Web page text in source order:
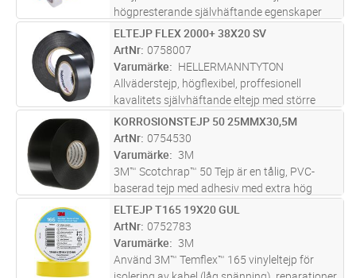
högpresterande självhäftande egenskaper
och flamskydd, vilket gör den säker och
pålitlig för elektriska installationer.
ST Lägg i kundvagn
ELTEJP FLEX 2000+ 38X20 SV
ArtNr 0758007
Varumärke
HELLERMANNTYTON
Allväderstejp, högflexibel, proffesionell
kavalitets självhäftande eltejp med större
tjocklek för större mekanisk och elektriskt
skydd God motståndskraft mot nötning,
kemikalier, korrosion och UV-str
ST Lägg i kundvagn
KORROSIONSTEJP 50 25MMX30,5M
ArtNr 0754530
Varumärke
3M
3M™ Scotchrap™ 50 Tejp är en tålig, PVC-
baserad tejp med adhesiv med extra hög
häftförmåga som utformats för att motstå
korrosion av metallrör ovan och under jord,
anslutningar och fogar på alla fabr
ST Lägg i kundvagn
ELTEJP T165 19X20 GUL
ArtNr 0752783
Varumärke
3M
Använd 3M™ Temflex™ 165 vinyleltejp för